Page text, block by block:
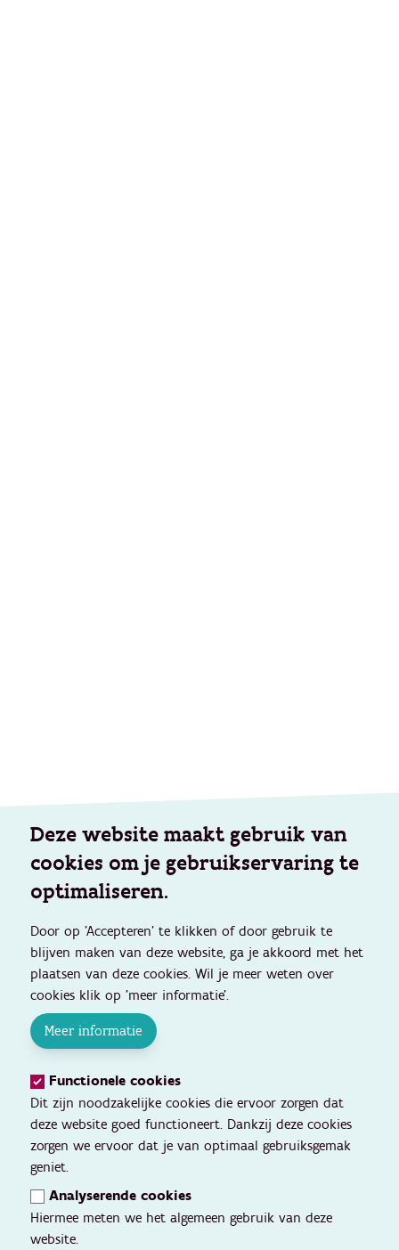
Deze website maakt gebruik van
cookies om je gebruikservaring te
optimaliseren.
Door op 'Accepteren' te klikken of door gebruik te
blijven maken van deze website, ga je akkoord met het
plaatsen van deze cookies. Wil je meer weten over
cookies klik op 'meer informatie'.
Meer informatie
Functionele cookies
Dit zijn noodzakelijke cookies die ervoor zorgen dat
deze website goed functioneert. Dankzij deze cookies
zorgen we ervoor dat je van optimaal gebruiksgemak
geniet.
Analyserende cookies
Hiermee meten we het algemeen gebruik van deze
website.